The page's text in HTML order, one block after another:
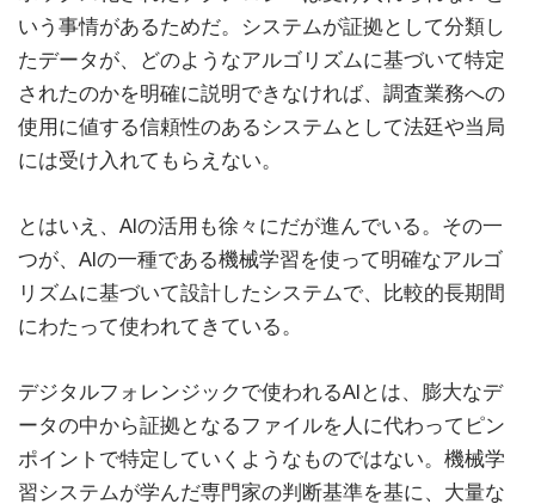
いう事情があるためだ。システムが証拠として分類し
たデータが、どのようなアルゴリズムに基づいて特定
されたのかを明確に説明できなければ、調査業務への
使用に値する信頼性のあるシステムとして法廷や当局
には受け入れてもらえない。
とはいえ、AIの活用も徐々にだが進んでいる。その一
つが、AIの一種である機械学習を使って明確なアルゴ
リズムに基づいて設計したシステムで、比較的長期間
にわたって使われてきている。
デジタルフォレンジックで使われるAIとは、膨大なデ
ータの中から証拠となるファイルを人に代わってピン
ポイントで特定していくようなものではない。機械学
習システムが学んだ専門家の判断基準を基に、大量な